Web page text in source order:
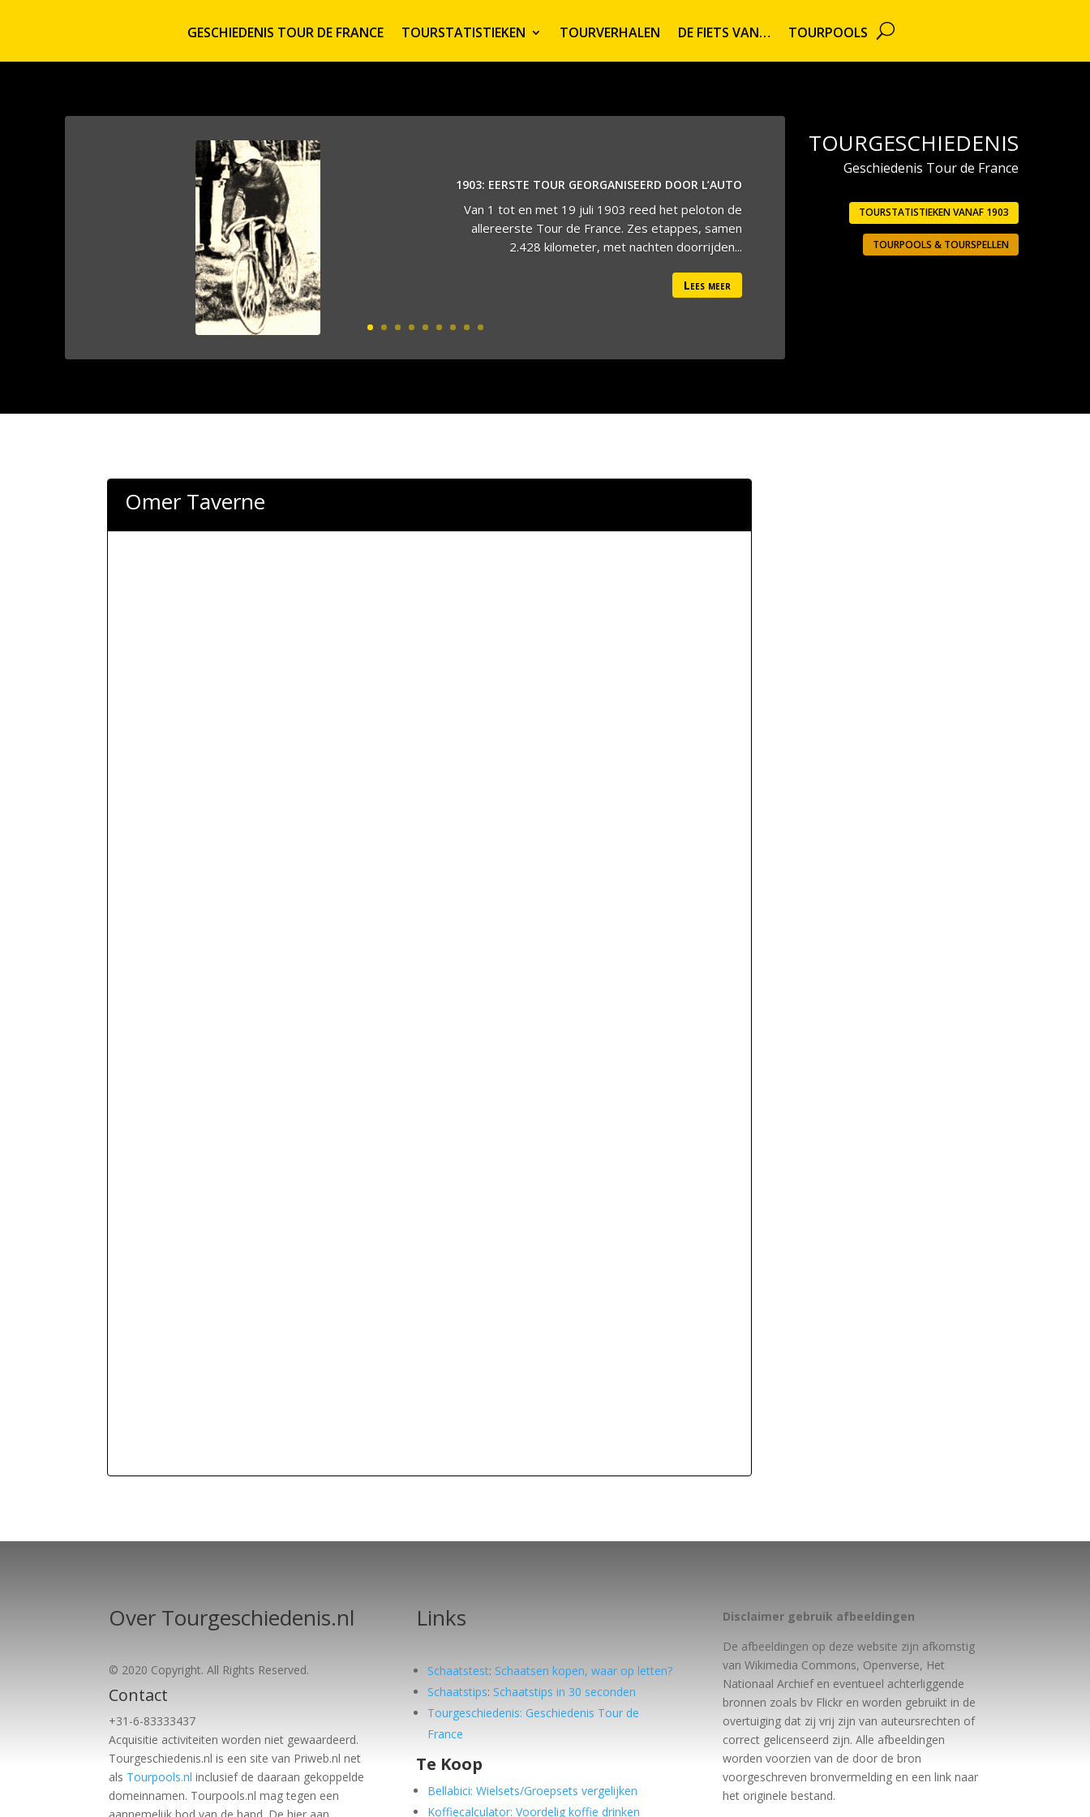
GESCHIEDENIS TOUR DE FRANCE TOURSTATISTIEKEN TOURVERHALEN DE FIETS VAN… TOURPOOLS
1903: EERSTE TOUR GEORGANISEERD DOOR L’AUTO
Van 1 tot en met 19 juli 1903 reed het peloton de
allereerste Tour de France. Zes etappes, samen
2.428 kilometer, met nachten doorrijden...
Lees meer
TOURGESCHIEDENIS
Geschiedenis Tour de France
TOURSTATISTIEKEN VANAF 1903
TOURPOOLS & TOURSPELLEN
Omer Taverne
Over Tourgeschiedenis.nl
© 2020 Copyright. All Rights Reserved.
Contact
+31-6-83333437
Acquisitie activiteiten worden niet gewaardeerd.
Tourgeschiedenis.nl is een site van Priweb.nl net
als Tourpools.nl inclusief de daaraan gekoppelde
domeinnamen. Tourpools.nl mag tegen een
aannemelijk bod van de hand. De hier aan
Links
Schaatstest: Schaatsen kopen, waar op letten?
Schaatstips: Schaatstips in 30 seconden
Tourgeschiedenis: Geschiedenis Tour de
France
Te Koop
Bellabici: Wielsets/Groepsets vergelijken
Koffiecalculator: Voordelig koffie drinken
Disclaimer gebruik afbeeldingen
De afbeeldingen op deze website zijn afkomstig
van Wikimedia Commons, Openverse, Het
Nationaal Archief en eventueel achterliggende
bronnen zoals bv Flickr en worden gebruikt in de
overtuiging dat zij vrij zijn van auteursrechten of
correct gelicenseerd zijn. Alle afbeeldingen
worden voorzien van de door de bron
voorgeschreven bronvermelding en een link naar
het originele bestand.